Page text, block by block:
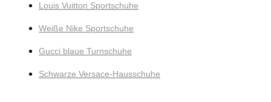
Louis Vuitton Sportschuhe
Weiße Nike Sportschuhe
Gucci blaue Turnschuhe
Schwarze Versace-Hausschuhe